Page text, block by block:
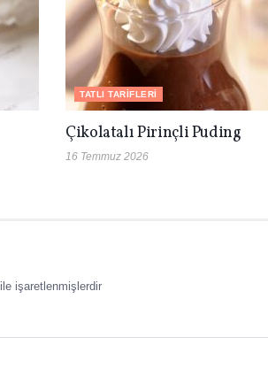
TATLI TARIFLERI
Çikolatalı Pirinçli Puding
16 Temmuz 2026
ile işaretlenmişlerdir